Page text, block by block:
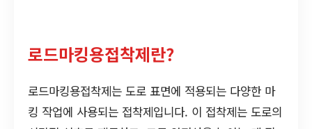
로드마킹용접착제란?
로드마킹용접착제는 도로 표면에 적용되는 다양한 마
킹 작업에 사용되는 접착제입니다. 이 접착제는 도로의